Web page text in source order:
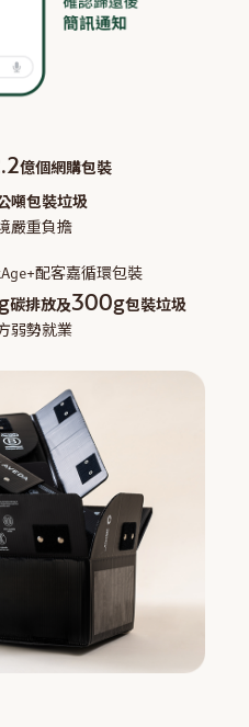
億個網購包裝
噸包裝垃圾
嚴重負擔
配客嘉循環包裝
碳排放及300g包裝垃圾
弱勢就業